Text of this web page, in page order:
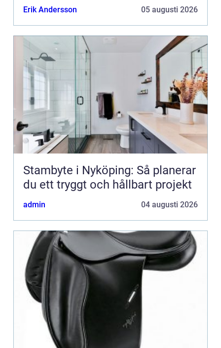
Erik Andersson 05 augusti 2026
Stambyte i Nyköping: Så planerar
du ett tryggt och hållbart projekt
admin 04 augusti 2026